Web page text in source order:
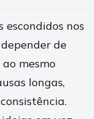
escondidos nos
de
mesmo
longas,